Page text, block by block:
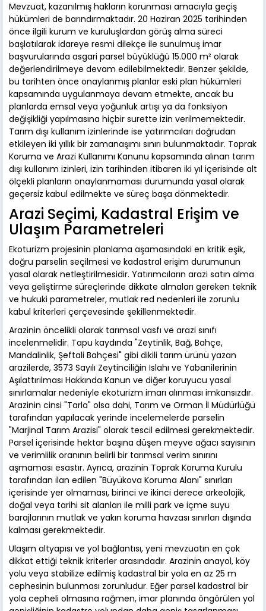
Mevzuat, kazanılmış hakların korunması amacıyla geçiş
hükümleri de barındırmaktadır. 20 Haziran 2025 tarihinden
önce ilgili kurum ve kuruluşlardan görüş alma süreci
başlatılarak idareye resmi dilekçe ile sunulmuş imar
başvurularında asgari parsel büyüklüğü 15.000 m² olarak
değerlendirilmeye devam edilebilmektedir. Benzer şekilde,
bu tarihten önce onaylanmış planlar eski plan hükümleri
kapsamında uygulanmaya devam etmekte, ancak bu
planlarda emsal veya yoğunluk artışı ya da fonksiyon
değişikliği yapılmasına hiçbir surette izin verilmemektedir.
Tarım dışı kullanım izinlerinde ise yatırımcıları doğrudan
etkileyen iki yıllık bir zamanaşımı sınırı bulunmaktadır. Toprak
Koruma ve Arazi Kullanımı Kanunu kapsamında alınan tarım
dışı kullanım izinleri, izin tarihinden itibaren iki yıl içerisinde alt
ölçekli planların onaylanmaması durumunda yasal olarak
geçersiz kabul edilmekte ve süreç başa dönmektedir.
Arazi Seçimi, Kadastral Erişim ve
Ulaşım Parametreleri
Ekoturizm projesinin planlama aşamasındaki en kritik eşik,
doğru parselin seçilmesi ve kadastral erişim durumunun
yasal olarak netleştirilmesidir. Yatırımcıların arazi satın alma
veya geliştirme süreçlerinde dikkate almaları gereken teknik
ve hukuki parametreler, mutlak red nedenleri ile zorunlu
kabul kriterleri çerçevesinde şekillenmektedir.
Arazinin öncelikli olarak tarımsal vasfı ve arazi sınıfı
incelenmelidir. Tapu kaydında "Zeytinlik, Bağ, Bahçe,
Mandalinlik, Şeftali Bahçesi" gibi dikili tarım ürünü yazan
arazilerde, 3573 Sayılı Zeytinciliğin Islahı ve Yabanilerinin
Aşılattırılması Hakkında Kanun ve diğer koruyucu yasal
sınırlamalar nedeniyle ekoturizm imarı alınması imkansızdır.
Arazinin cinsi "Tarla" olsa dahi, Tarım ve Orman İl Müdürlüğü
tarafından yapılacak yerinde incelemelerde parselin
"Marjinal Tarım Arazisi" olarak tescil edilmesi gerekmektedir.
Parsel içerisinde hektar başına düşen meyve ağacı sayısının
ve verimlilik oranının belirli bir tarımsal verim sınırını
aşmaması esastır. Ayrıca, arazinin Toprak Koruma Kurulu
tarafından ilan edilen "Büyükova Koruma Alanı" sınırları
içerisinde yer olmaması, birinci ve ikinci derece arkeolojik,
doğal veya tarihi sit alanları ile milli park ve içme suyu
barajlarının mutlak ve yakın koruma havzası sınırları dışında
kalması gerekmektedir.
Ulaşım altyapısı ve yol bağlantısı, yeni mevzuatın en çok
dikkat ettiği teknik kriterler arasındadır. Arazinin anayol, köy
yolu veya stabilize edilmiş kadastral bir yola en az 25 m
cephesinin bulunması zorunludur. Eğer parsel kadastral bir
yola cepheli olmasına rağmen, imar planında öngörülen yol